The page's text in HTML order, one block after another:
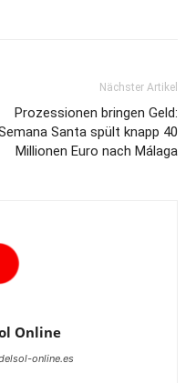
Nächster Artikel
Prozessionen bringen Geld:
Santa spült knapp 40
Millionen Euro nach Málaga
Online
online.es